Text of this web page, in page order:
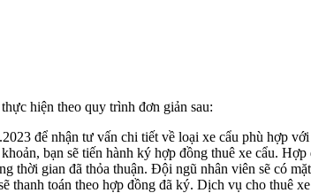
hiện theo quy trình đơn giản sau:
để nhận tư vấn chi tiết về loại xe cẩu phù hợp
bạn sẽ tiến hành ký hợp đồng thuê xe cẩu.
thời gian đã thỏa thuận. Đội ngũ nhân viên sẽ có
thanh toán theo hợp đồng đã ký. Dịch vụ cho